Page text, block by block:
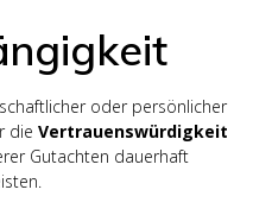
oder persönlicher
die Vertrauenswürdigkeit
Gutachten dauerhaft